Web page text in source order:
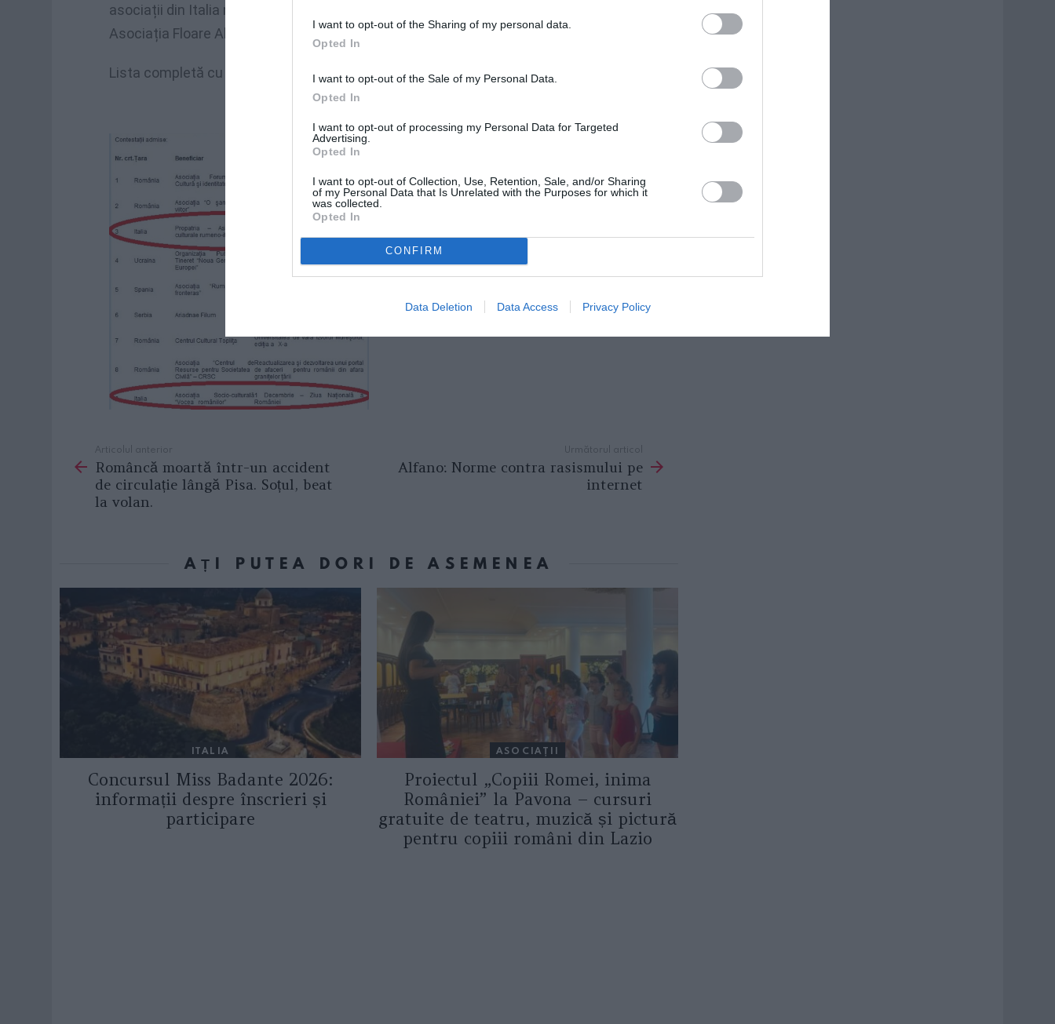
I want to opt-out of the Sharing of my personal data.
Opted In
I want to opt-out of the Sale of my Personal Data.
Opted In
I want to opt-out of processing my Personal Data for Targeted
Advertising.
Opted In
I want to opt-out of Collection, Use, Retention, Sale, and/or Sharing
of my Personal Data that Is Unrelated with the Purposes for which it
was collected.
Opted In
CONFIRM
Data Deletion Data Access Privacy Policy
asociații din Italia nu au primit aviz favorabil: Asociația Immigranti Rumeni,
Asociația Floare Albastră și Casa Italia.
Lista completă cu toate contestațiile, pe site http://www.dprp.gov.ro/anunt-4/
more
Articolul anterior
Româncă moartă într-un accident
de circulație lângă Pisa. Soțul, beat
la volan.
Următorul articol
Alfano: Norme contra rasismului pe
internet
AȚI PUTEA DORI DE ASEMENEA
ITALIA
Concursul Miss Badante 2026:
informații despre înscrieri și
participare
ASOCIAŢII
Proiectul „Copiii Romei, inima
României” la Pavona – cursuri
gratuite de teatru, muzică și pictură
pentru copiii români din Lazio